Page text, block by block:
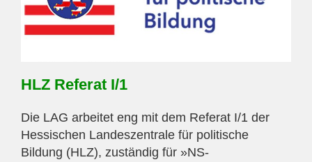
HLZ Referat I/1
Die LAG arbeitet eng mit dem Referat I/1 der
Hessischen Landeszentrale für politische
Bildung (HLZ), zuständig für »NS-